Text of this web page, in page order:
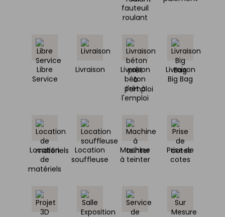
fauteuil
roulant
Libre
Service
Livraison
Livraison
béton
prêt à
l'emploi
Livraison
Big Bag
Location
de
matériels
Location
souffleuse
Machine
à teinter
Prise de
cotes